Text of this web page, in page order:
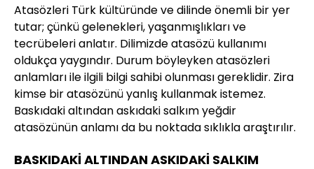
Atasözleri Türk kültüründe ve dilinde önemli bir yer
tutar; çünkü gelenekleri, yaşanmışlıkları ve
tecrübeleri anlatır. Dilimizde atasözü kullanımı
oldukça yaygındır. Durum böyleyken atasözleri
anlamları ile ilgili bilgi sahibi olunması gereklidir. Zira
kimse bir atasözünü yanlış kullanmak istemez.
Baskıdaki altından askıdaki salkım yeğdir
atasözünün anlamı da bu noktada sıklıkla araştırılır.
BASKIDAKİ ALTINDAN ASKIDAKİ SALKIM